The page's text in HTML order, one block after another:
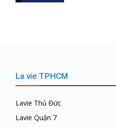
La vie TPHCM
Lavie Thủ Đức
Lavie Quận 7